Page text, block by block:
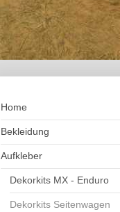
Home
Bekleidung
Aufkleber
Dekorkits MX - Enduro
Dekorkits Seitenwagen